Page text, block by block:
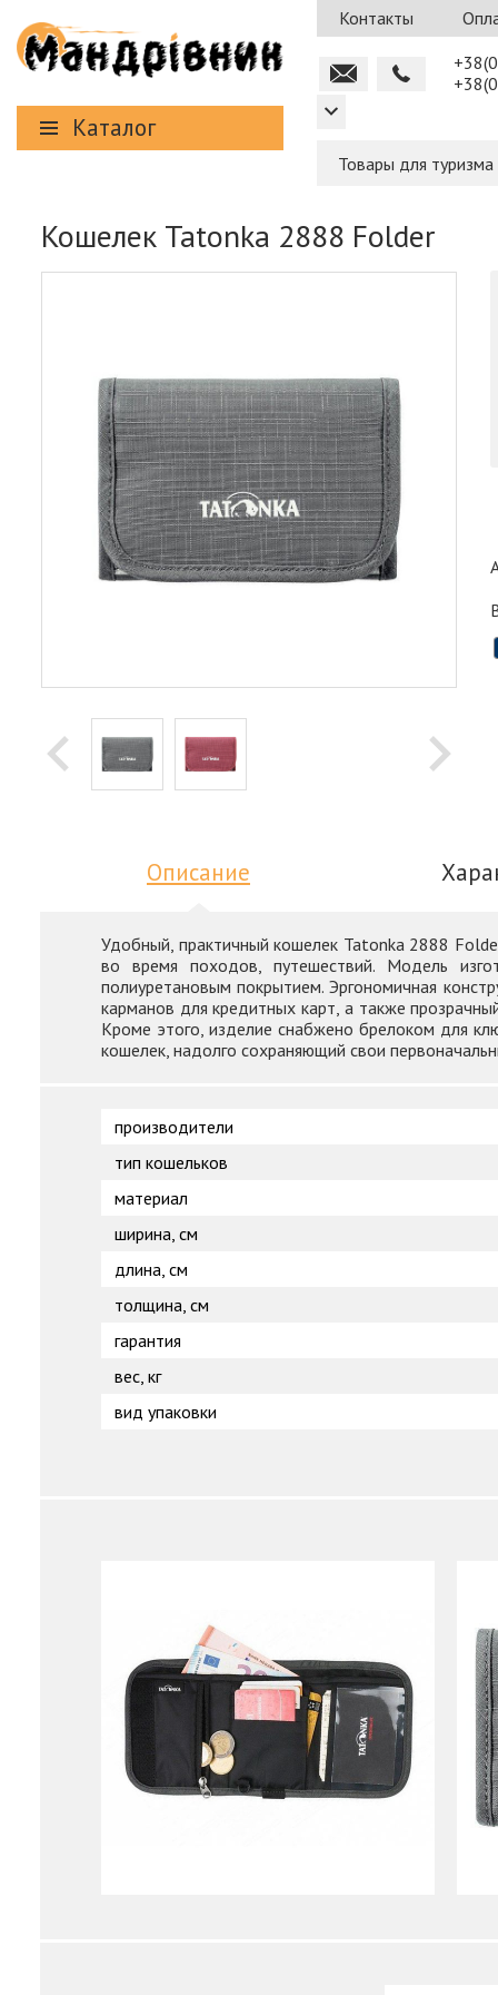
Каталог
Контакты
Товары для
Кошелек Tatonka 2888 Folder
Описание
Удобный, практичный кошелек Tatonka 2888
во время походов, путешествий. Модель
полиуретановым покрытием. Эргономичная
карманов для кредитных карт, а также
Кроме этого, изделие снабжено брелоком для
кошелек, надолго сохраняющий свои
производители
тип кошельков
материал
ширина, см
длина, см
толщина, см
гарантия
вес, кг
вид упаковки